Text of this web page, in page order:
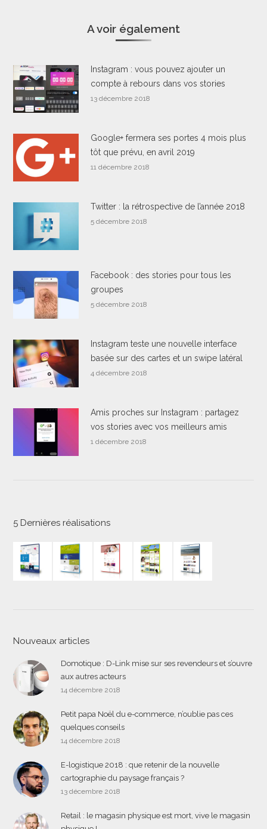
A voir également
Instagram : vous pouvez ajouter un
compte à rebours dans vos stories
13 décembre 2018
Google+ fermera ses portes 4 mois plus
tôt que prévu, en avril 2019
11 décembre 2018
Twitter : la rétrospective de l’année 2018
5 décembre 2018
Facebook : des stories pour tous les
groupes
5 décembre 2018
Instagram teste une nouvelle interface
basée sur des cartes et un swipe latéral
4 décembre 2018
Amis proches sur Instagram : partagez
vos stories avec vos meilleurs amis
1 décembre 2018
5 Dernières réalisations
Nouveaux articles
Domotique : D-Link mise sur ses revendeurs et s’ouvre
aux autres acteurs
14 décembre 2018
Petit papa Noël du e-commerce, n’oublie pas ces
quelques conseils
14 décembre 2018
E-logistique 2018 : que retenir de la nouvelle
cartographie du paysage français ?
13 décembre 2018
Retail : le magasin physique est mort, vive le magasin